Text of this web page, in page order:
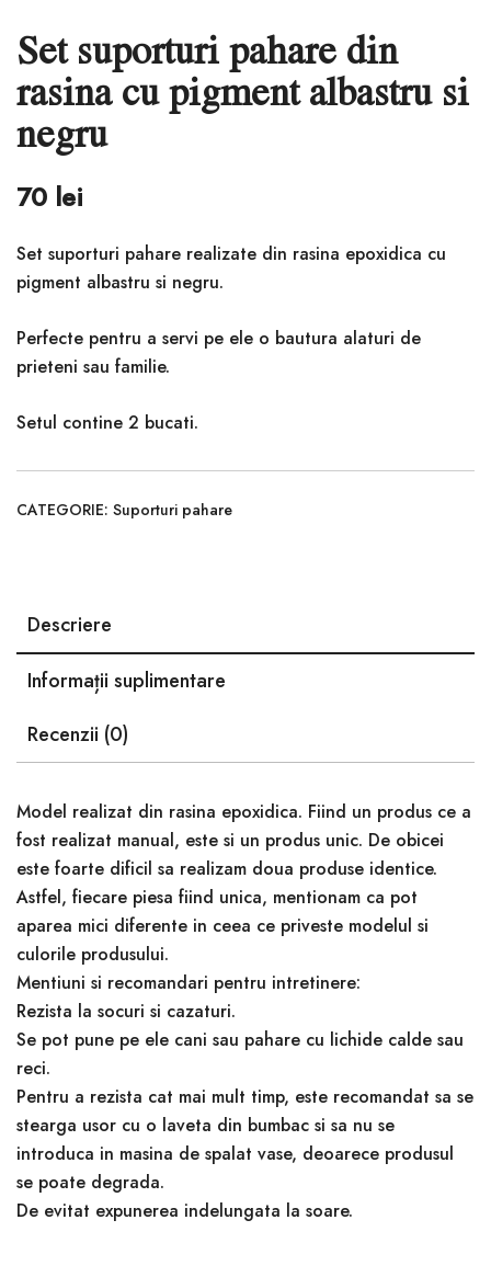
Set suporturi pahare din
rasina cu pigment albastru si
negru
70 lei
Set suporturi pahare realizate din rasina epoxidica cu
pigment albastru si negru.
Perfecte pentru a servi pe ele o bautura alaturi de
prieteni sau familie.
Setul contine 2 bucati.
CATEGORIE: Suporturi pahare
Descriere
Informații suplimentare
Recenzii (0)
Model realizat din rasina epoxidica. Fiind un produs ce a
fost realizat manual, este si un produs unic. De obicei
este foarte dificil sa realizam doua produse identice.
Astfel, fiecare piesa fiind unica, mentionam ca pot
aparea mici diferente in ceea ce priveste modelul si
culorile produsului.
Mentiuni si recomandari pentru intretinere:
Rezista la socuri si cazaturi.
Se pot pune pe ele cani sau pahare cu lichide calde sau
reci.
Pentru a rezista cat mai mult timp, este recomandat sa se
stearga usor cu o laveta din bumbac si sa nu se
introduca in masina de spalat vase, deoarece produsul
se poate degrada.
De evitat expunerea indelungata la soare.